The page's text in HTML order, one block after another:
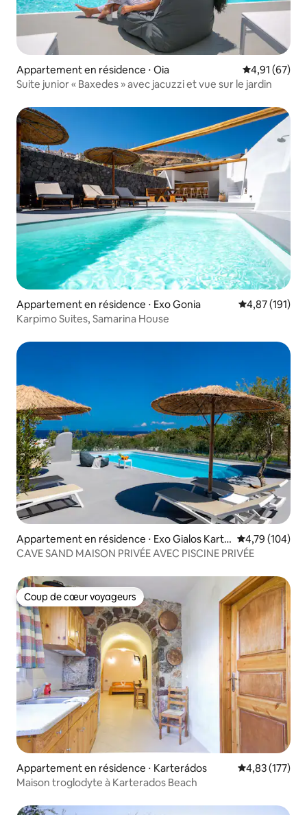
Appartement en résidence ⋅ Oia Évaluation
4,91 (67)
Suite junior « Baxedes » avec jacuzzi et vue sur le jardin
Appartement en résidence ⋅ Exo Gonia Évaluation
4,87 (191)
Karpimo Suites, Samarina House
Appartement en résidence ⋅ Exo Gialos Karte
radou
Évaluation
4,79 (104)
CAVE SAND MAISON PRIVÉE AVEC PISCINE PRIVÉE
Coup de cœur voyageurs
Coup de cœur voyageurs
Appartement en résidence ⋅ Karterádos Évaluation
4,83 (177)
Maison troglodyte à Karterados Beach